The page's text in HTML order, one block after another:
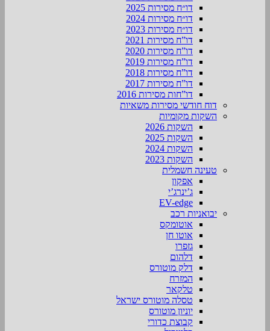
דו״ח מסירות 2025
דו״ח מסירות 2024
דו״ח מסירות 2023
דו”ח מסירות 2021
דו”ח מסירות 2020
דו”ח מסירות 2019
דו”ח מסירות 2018
דו”ח מסירות 2017
דו”חות מסירות 2016
דוח חודשי מסירות משאיות
השקות מקומיות
השקות 2026
השקות 2025
השקות 2024
השקות 2023
טעינה חשמלית
אפקון
ג’ינרג’י
EV-edge
יבואניות רכב
אוטומקס
אוטו חן
גזפרו
דלהום
דלק מוטורס
המזרח
טלקאר
טסלה מוטורס ישראל
יוניון מוטורס
קבוצת כדורי